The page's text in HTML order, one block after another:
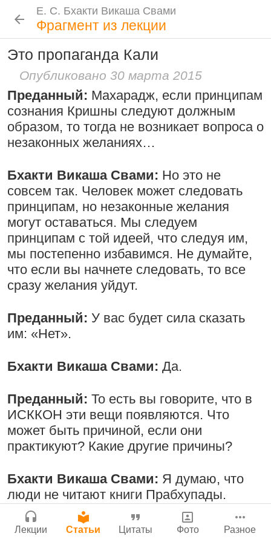
Е. С. Бхакти Викаша Свами
Лекции
Новые История
Бог, наука и атеизм, часть 2: Хвала
слушателям!
17 июля 2024
Атланта, Джорджия, США
Поклоняться Бхактивиноду Тхакуру,
исполняя его бхаджаны
1:14:02 |12 сентября
2008|Бойсе, Айдахо, США
Радхарани — глава департамента
служений
Деятельность на благо всех живых
существ
33:28 | 30 ноября 2019
Бг 5.25| Салем, Тамил
Ответ на позицию Трипурари Свами
2:51:00 8 августа 2010|
Е. С. Бхакти Викаша Свами
Фрагмент из лекции
Это пропаганда Кали
Опубликовано 30 марта 2015
Преданный: Махарадж, если принципам
сознания Кришны следуют должным
образом, то тогда не возникает вопроса о
незаконных желаниях…
Бхакти Викаша Свами: Но это не
совсем так. Человек может следовать
принципам, но незаконные желания
могут оставаться. Мы следуем
принципам с той идеей, что следуя им,
мы постепенно избавимся. Не думайте,
что если вы начнете следовать, то все
сразу желания уйдут.
Преданный: У вас будет сила сказать
им: «Нет».
Бхакти Викаша Свами: Да.
Преданный: То есть вы говорите, что в
ИСККОН эти вещи появляются. Что
может быть причиной, если они
практикуют? Какие другие причины?
Бхакти Викаша Свами: Я думаю, что
люди не читают книги Прабхупады.
Возможно, они смотрят телевизор,
читают журнал «Time» и так далее.
Е. С. Бхакти Викаша Свами
Цитаты Шрилы Прабхупады
Следовать по стопам ачарьев
4 августа 2026
Чайтанье
29 июля 2026
Нектар имени Кришны
24 июля 2026
Подрыватели доверия к себе
Милость Кришны, проявляющаяся в
Его именах
19 июля 2026
Е. С. Бхакти Викаша Свами
Фотоальбом
Шраванам-киртанам в Васильево 2026
Джанмаштами в Тбилиси 2025
Шрила Прабхупада
Биография | Книги|Цитаты
Лекции и беседы|Подношения
Бхакти Викаша Свами
Биография |Книги|График |Лекции|
Скачать все лекции|
Подношения учеников
Инициация
Требования Махараджа
Видеоканалы
YouTube|ВК Видео |Дзен|RuTube
Ссылки
Контакты
Сайт
Инструкция
Лекции Статьи Цитаты Фото Разное